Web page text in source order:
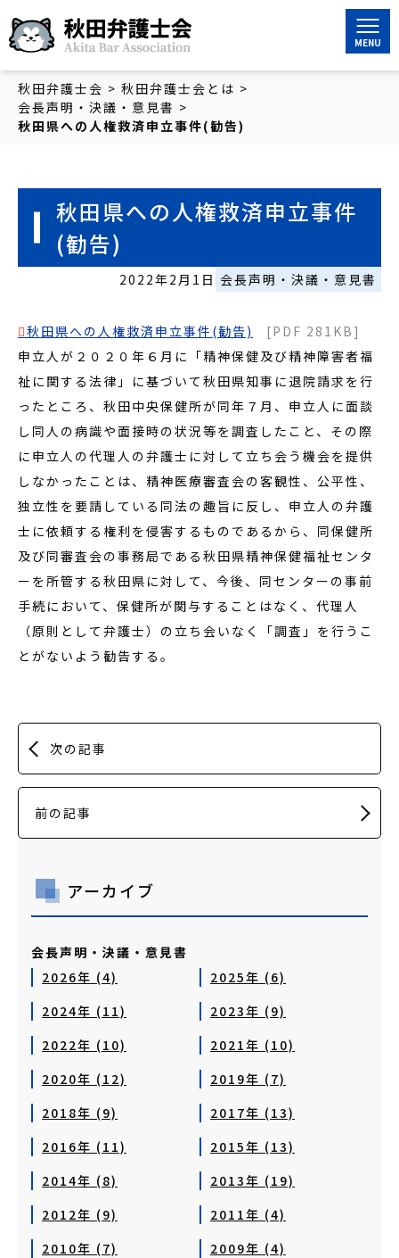
秋田弁護士会
秋田弁護士会 > 秋田弁護士会とは >
会長声明・決議・意見書 >
秋田県への人権救済申立事件(勧告)
秋田県への人権救済申立事件
(勧告)
2022年2月1日 会長声明・決議・意見書
秋田県への人権救済申立事件(勧告)
[PDF 281KB]
申立人が２０２０年６月に「精神保健及び精神障害者福
祉に関する法律」に基づいて秋田県知事に退院請求を行
ったところ、秋田中央保健所が同年７月、申立人に面談
し同人の病識や面接時の状況等を調査したこと、その際
に申立人の代理人の弁護士に対して立ち会う機会を提供
しなかったことは、精神医療審査会の客観性、公平性、
独立性を要請している同法の趣旨に反し、申立人の弁護
士に依頼する権利を侵害するものであるから、同保健所
及び同審査会の事務局である秋田県精神保健福祉センタ
ーを所管する秋田県に対して、今後、同センターの事前
手続において、保健所が関与することはなく、代理人
（原則として弁護士）の立ち会いなく「調査」を行うこ
とがないよう勧告する。
次の記事
前の記事
アーカイブ
会長声明・決議・意見書
2026年 (4)
2025年 (6)
2024年 (11)
2023年 (9)
2022年 (10)
2021年 (10)
2020年 (12)
2019年 (7)
2018年 (9)
2017年 (13)
2016年 (11)
2015年 (13)
2014年 (8)
2013年 (19)
2012年 (9)
2011年 (4)
2010年 (7)
2009年 (4)